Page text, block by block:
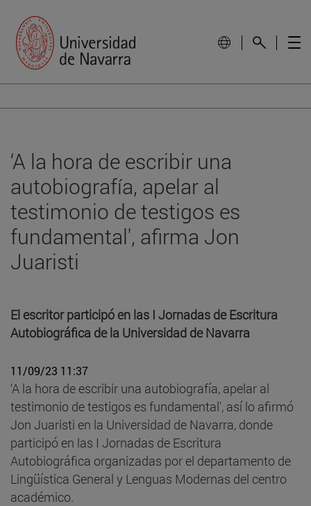
‘A la hora de escribir una
autobiografía, apelar al
testimonio de testigos es
fundamental', afirma Jon
Juaristi
El escritor participó en las I Jornadas de Escritura
Autobiográfica de la Universidad de Navarra
11/09/23 11:37
‘A la hora de escribir una autobiografía, apelar al
testimonio de testigos es fundamental', así lo afirmó
Jon Juaristi en la Universidad de Navarra, donde
participó en las I Jornadas de Escritura
Autobiográfica organizadas por el departamento de
Lingüística General y Lenguas Modernas del centro
académico.